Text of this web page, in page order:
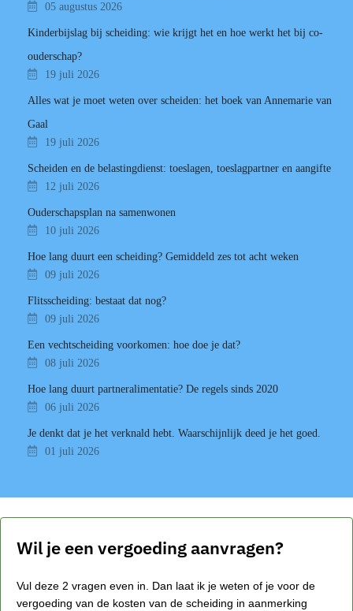
05 augustus 2026
Kinderbijslag bij scheiding: wie krijgt het en hoe werkt het bij co-
ouderschap?
19 juli 2026
Alles wat je moet weten over scheiden: het boek van Annemarie van
Gaal
19 juli 2026
Scheiden en de belastingdienst: toeslagen, toeslagpartner en aangifte
12 juli 2026
Ouderschapsplan na samenwonen
10 juli 2026
Hoe lang duurt een scheiding? Gemiddeld zes tot acht weken
09 juli 2026
Flitsscheiding: bestaat dat nog?
09 juli 2026
Een vechtscheiding voorkomen: hoe doe je dat?
08 juli 2026
Hoe lang duurt partneralimentatie? De regels sinds 2020
06 juli 2026
Je denkt dat je het verknald hebt. Waarschijnlijk deed je het goed.
01 juli 2026
Wil je een vergoeding aanvragen?
Vul deze 2 vragen even in. Dan laat ik je weten of je voor de
vergoeding van de kosten van de scheiding in aanmerking